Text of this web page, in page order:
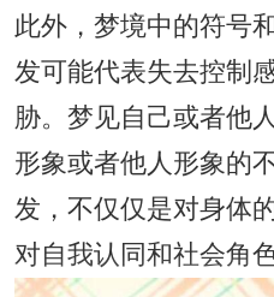
此外，梦境中的符号
发可能代表失去控制
胁。梦见自己或者他
形象或者他人形象的
发，不仅仅是对身体
对自我认同和社会角